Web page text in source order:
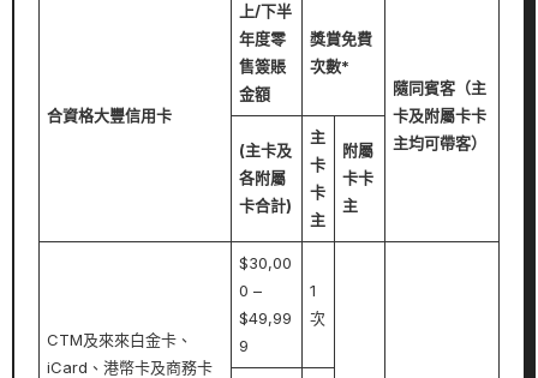
合資格大豐信用卡
上/下半
年度零
售簽賬
金額
獎賞免費
次數*
隨同賓客（主
卡及附屬卡卡
主均可帶客）
(主卡及
各附屬
卡合計)
主
卡
卡
主
附屬
卡卡
主
CTM及來來白金卡、
iCard、港幣卡及商務卡
$30,00
0 –
$49,99
9
1
次